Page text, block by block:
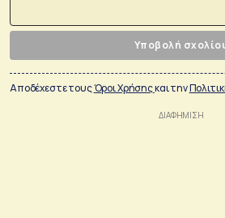
Υποβολή
Αποδέχεστε τουςΌροι Χρήσηςκαι την